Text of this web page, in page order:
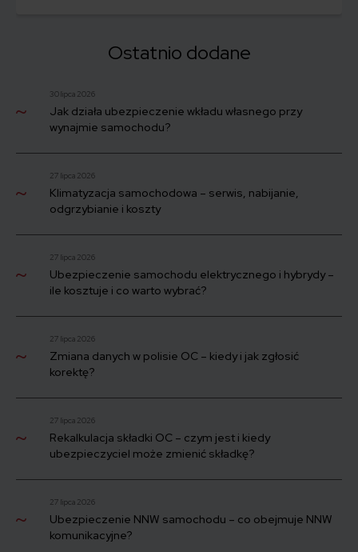
Ostatnio dodane
30 lipca 2026
Jak działa ubezpieczenie wkładu własnego przy
wynajmie samochodu?
27 lipca 2026
Klimatyzacja samochodowa – serwis, nabijanie,
odgrzybianie i koszty
27 lipca 2026
Ubezpieczenie samochodu elektrycznego i hybrydy –
ile kosztuje i co warto wybrać?
27 lipca 2026
Zmiana danych w polisie OC – kiedy i jak zgłosić
korektę?
27 lipca 2026
Rekalkulacja składki OC – czym jest i kiedy
ubezpieczyciel może zmienić składkę?
27 lipca 2026
Ubezpieczenie NNW samochodu – co obejmuje NNW
komunikacyjne?